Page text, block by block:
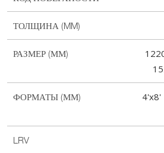
ТОЛЩИНА (MM)
РАЗМЕР (ММ)
ФОРМАТЫ (ММ)
LRV